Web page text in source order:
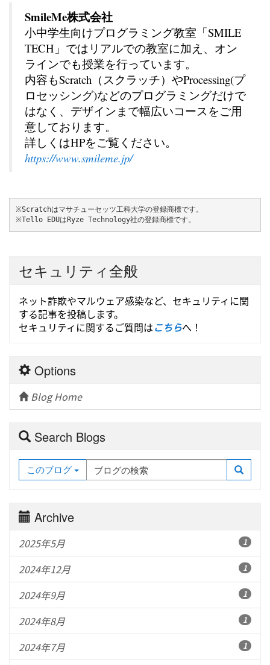
SmileMe株式会社
小中学生向けプログラミング教室「SMILE
TECH」ではリアルでの教室に加え、オン
ラインでも授業を行っています。
内容もScratch（スクラッチ）やProcessing(プ
ロセッシング)などのプログラミングだけで
はなく、デザインまで幅広いコースをご用
意しております。
詳しくはHPをご覧ください。
https://www.smileme.jp/
※Scratchはマサチューセッツ工科大学の登録商標です。
※Tello EDUはRyze Technology社の登録商標です。
セキュリティ全般
ネット詐欺やマルウェア感染など、セキュリティに関
する記事を投稿します。
セキュリティに関するご質問はこちらへ！
Options
Blog Home
Search Blogs
このブログ
Archive
2025年5月 1
2024年12月 1
2024年9月 1
2024年8月 1
2024年7月 1